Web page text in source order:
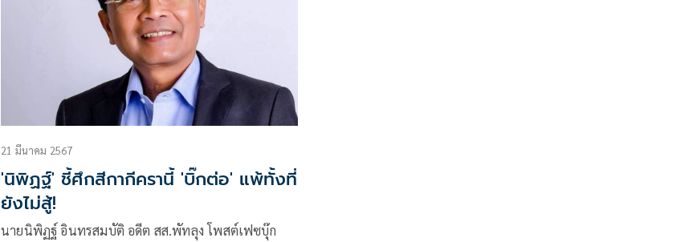
21 มีนาคม 2567
'นิพิฏฐ์' ชี้ศึกสีกากีครานี้ 'บิ๊กต่อ' แพ้ทั้งที่
ยังไม่สู้!
นายนิพิฏฐ์ อินทรสมบัติ อดีต สส.พัทลุง โพสต์เฟซบุ๊ก